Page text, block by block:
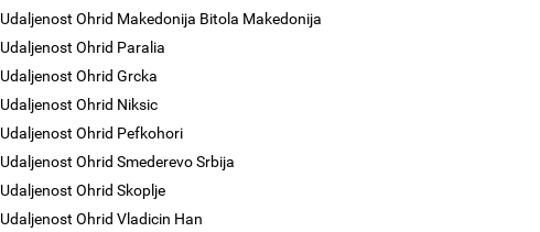
Udaljenost Ohrid Makedonija Bitola Makedonija
Udaljenost Ohrid Paralia
Udaljenost Ohrid Grcka
Udaljenost Ohrid Niksic
Udaljenost Ohrid Pefkohori
Udaljenost Ohrid Smederevo Srbija
Udaljenost Ohrid Skoplje
Udaljenost Ohrid Vladicin Han